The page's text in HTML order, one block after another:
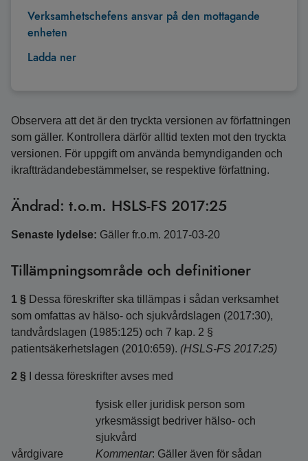
Verksamhetschefens ansvar på den mottagande
enheten
Ladda ner
Observera att det är den tryckta versionen av författningen
som gäller. Kontrollera därför alltid texten mot den tryckta
versionen. För uppgift om använda bemyndiganden och
ikraftträdandebestämmelser, se respektive författning.
Ändrad: t.o.m. HSLS-FS 2017:25
Senaste lydelse: Gäller fr.o.m. 2017-03-20
Tillämpningsområde och definitioner
1 § Dessa föreskrifter ska tillämpas i sådan verksamhet
som omfattas av hälso- och sjukvårdslagen (2017:30),
tandvårdslagen (1985:125) och 7 kap. 2 §
patientsäkerhetslagen (2010:659). (HSLS-FS 2017:25)
2 § I dessa föreskrifter avses med
vårdgivare
fysisk eller juridisk person som
yrkesmässigt bedriver hälso- och
sjukvård
Kommentar: Gäller även för sådan